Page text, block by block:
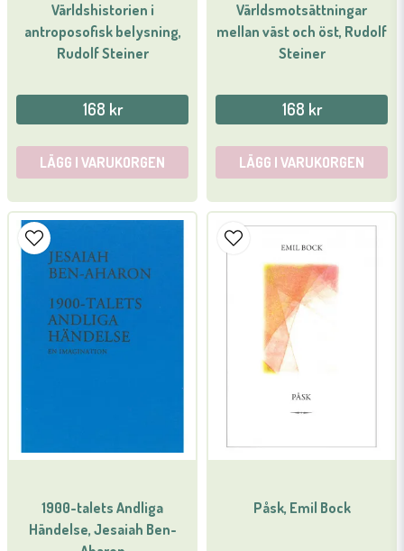
Världshistorien i
antroposofisk belysning,
Rudolf Steiner
168 kr
LÄGG I VARUKORGEN
Världsmotsättningar
mellan väst och öst, Rudolf
Steiner
168 kr
LÄGG I VARUKORGEN
1900-talets Andliga
Händelse, Jesaiah Ben-
Påsk, Emil Bock